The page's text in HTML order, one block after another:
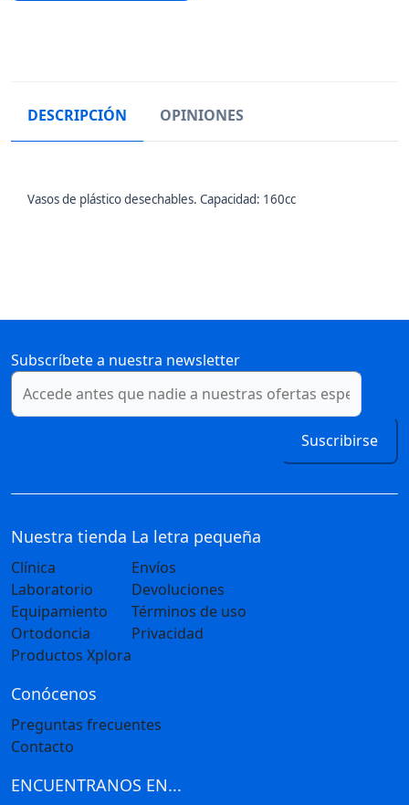
DESCRIPCIÓN OPINIONES
Vasos de plástico desechables. Capacidad: 160cc
Subscríbete a nuestra newsletter
Suscribirse
Nuestra tienda
Clínica
Laboratorio
Equipamiento
Ortodoncia
Productos Xplora
La letra pequeña
Envíos
Devoluciones
Términos de uso
Privacidad
Conócenos
Preguntas frecuentes
Contacto
ENCUENTRANOS EN...